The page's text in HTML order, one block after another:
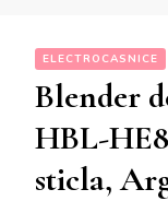
ELECTROCASNICE
Blender
HBL-
sticla,